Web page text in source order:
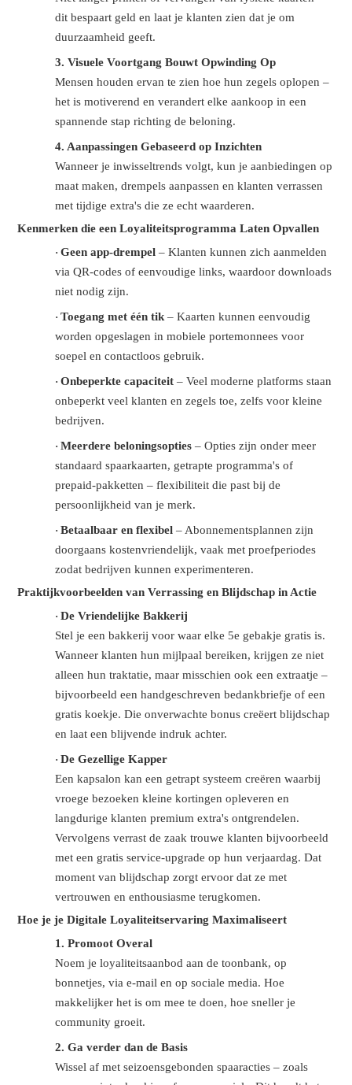
dit bespaart geld en laat je klanten zien dat je om
duurzaamheid geeft.
3.Visuele Voortgang Bouwt Opwinding Op
Mensen houden ervan te zien hoe hun zegels oplopen –
het is motiverend en verandert elke aankoop in een
spannende stap richting de beloning.
4.Aanpassingen Gebaseerd op Inzichten
Wanneer je inwisseltrends volgt, kun je aanbiedingen op
maat maken, drempels aanpassen en klanten verrassen
met tijdige extra's die ze echt waarderen.
Kenmerken die een Loyaliteitsprogramma Laten Opvallen
·Geen app-drempel – Klanten kunnen zich aanmelden
via QR-codes of eenvoudige links, waardoor downloads
niet nodig zijn.
·Toegang met één tik – Kaarten kunnen eenvoudig
worden opgeslagen in mobiele portemonnees voor
soepel en contactloos gebruik.
·Onbeperkte capaciteit – Veel moderne platforms staan
onbeperkt veel klanten en zegels toe, zelfs voor kleine
bedrijven.
·Meerdere beloningsopties – Opties zijn onder meer
standaard spaarkaarten, getrapte programma's of
prepaid-pakketten – flexibiliteit die past bij de
persoonlijkheid van je merk.
·Betaalbaar en flexibel – Abonnementsplannen zijn
doorgaans kostenvriendelijk, vaak met proefperiodes
zodat bedrijven kunnen experimenteren.
Praktijkvoorbeelden van Verrassing en Blijdschap in Actie
·De Vriendelijke Bakkerij
Stel je een bakkerij voor waar elke 5e gebakje gratis is.
Wanneer klanten hun mijlpaal bereiken, krijgen ze niet
alleen hun traktatie, maar misschien ook een extraatje –
bijvoorbeeld een handgeschreven bedankbriefje of een
gratis koekje. Die onverwachte bonus creëert blijdschap
en laat een blijvende indruk achter.
·De Gezellige Kapper
Een kapsalon kan een getrapt systeem creëren waarbij
vroege bezoeken kleine kortingen opleveren en
langdurige klanten premium extra's ontgrendelen.
Vervolgens verrast de zaak trouwe klanten bijvoorbeeld
met een gratis service-upgrade op hun verjaardag. Dat
moment van blijdschap zorgt ervoor dat ze met
vertrouwen en enthousiasme terugkomen.
Hoe je je Digitale Loyaliteitservaring Maximaliseert
1.Promoot Overal
Noem je loyaliteitsaanbod aan de toonbank, op
bonnetjes, via e-mail en op sociale media. Hoe
makkelijker het is om mee te doen, hoe sneller je
community groeit.
2.Ga verder dan de Basis
Wissel af met seizoensgebonden spaaracties – zoals